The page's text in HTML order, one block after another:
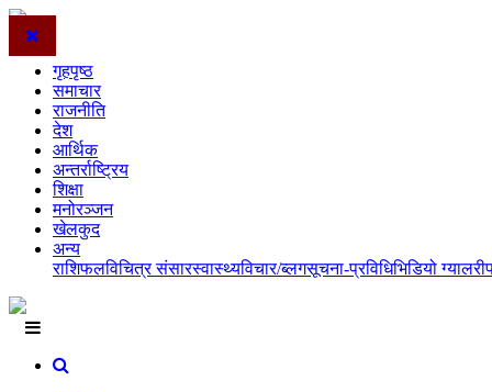
गृहपृष्ठ
समाचार
राजनीति
देश
आर्थिक
अन्तर्राष्ट्रिय
शिक्षा
मनोरञ्जन
खेलकुद
अन्य
राशिफलविचित्र संसारस्वास्थ्यविचार/ब्लगसूचना-प्रविधिभिडियो ग्यालरी